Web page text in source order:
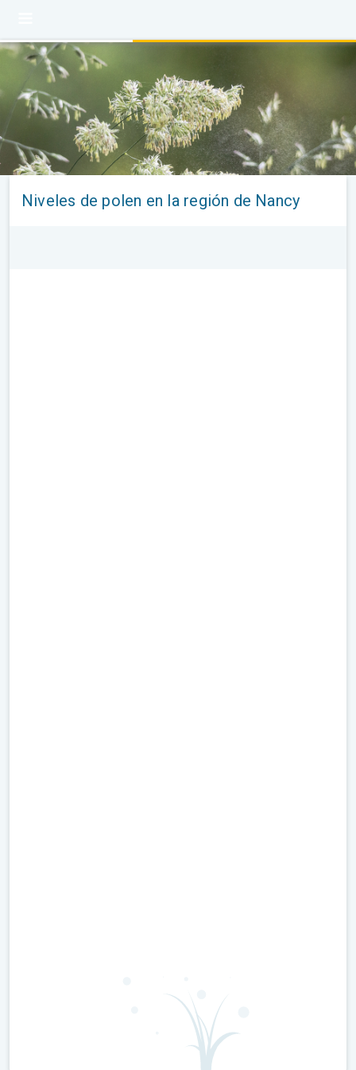
Niveles de polen en la región de Nancy